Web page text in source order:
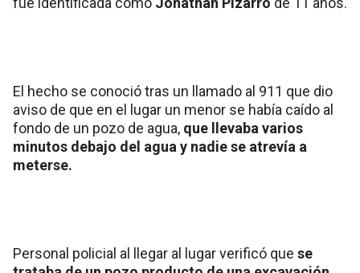
El hecho se conoció tras un llamado al 911 que dio
aviso de que en el lugar un menor se había caído al
fondo de un pozo de agua, que llevaba varios
minutos debajo del agua y nadie se atrevía a
meterse.
Personal policial al llegar al lugar verificó que se